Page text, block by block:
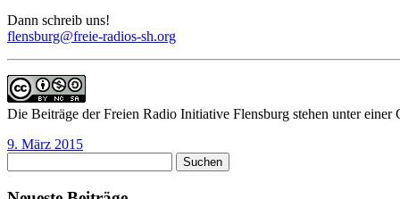
Dann schreib uns!
flensburg@freie-radios-sh.org
Die Beiträge der Freien Radio Initiative Flensburg stehen unter
9. März 2015
nach: